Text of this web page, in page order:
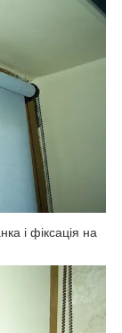
і фіксація на